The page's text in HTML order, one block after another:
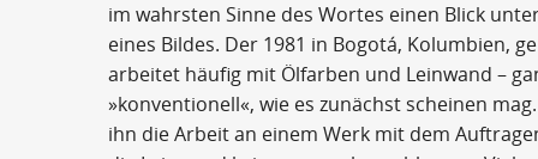
im wahrsten Sinne des Wortes einen Blick
eines Bildes. Der 1981 in Bogotá, Kolumbien,
arbeitet häufig mit Ölfarben und Leinwand –
»konventionell«, wie es zunächst scheinen
ihn die Arbeit an einem Werk mit dem